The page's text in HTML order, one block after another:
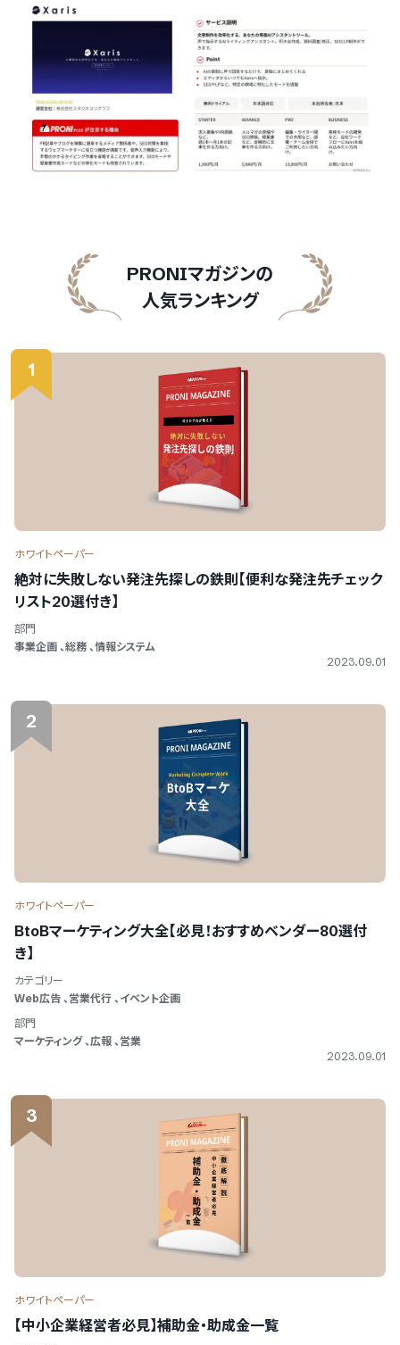
ログインするサービスの選択
『PRONIアイミツ』
『PRONIアイミツメンバーズ』
をご利用の方
マイページにログイン
をご利用の方
マイページにログイン
PRONIマガジンの
人気ランキング
1
ホワイトペーパー
絶対に失敗しない発注先探しの鉄則【便利な発注先チェック
リスト20選付き】
部門
事業企画 、総務 、情報システム
2023.09.01
2
ホワイトペーパー
BtoBマーケティング大全【必見！おすすめベンダー80選付
き】
カテゴリー
Web広告 、 営業代行 、 イベント企画
部門
マーケティング、広報 、 営業
2023.09.01
3
ホワイトペーパー
【中小企業経営者必見】補助金・助成金一覧